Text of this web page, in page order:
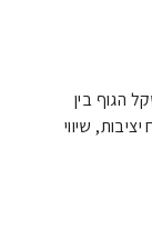
הגוף בין
שיווי